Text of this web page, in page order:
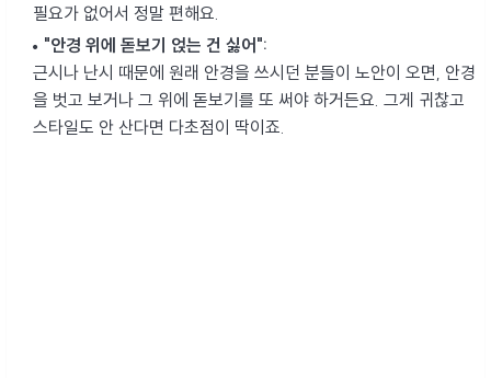
필요가 없어서 정말 편해요.
"안경 위에 돋보기 얹는 건 싫어":
근시나 난시 때문에 원래 안경을 쓰시던 분들이 노안이 오면, 안경
을 벗고 보거나 그 위에 돋보기를 또 써야 하거든요. 그게 귀찮고
스타일도 안 산다면 다초점이 딱이죠.